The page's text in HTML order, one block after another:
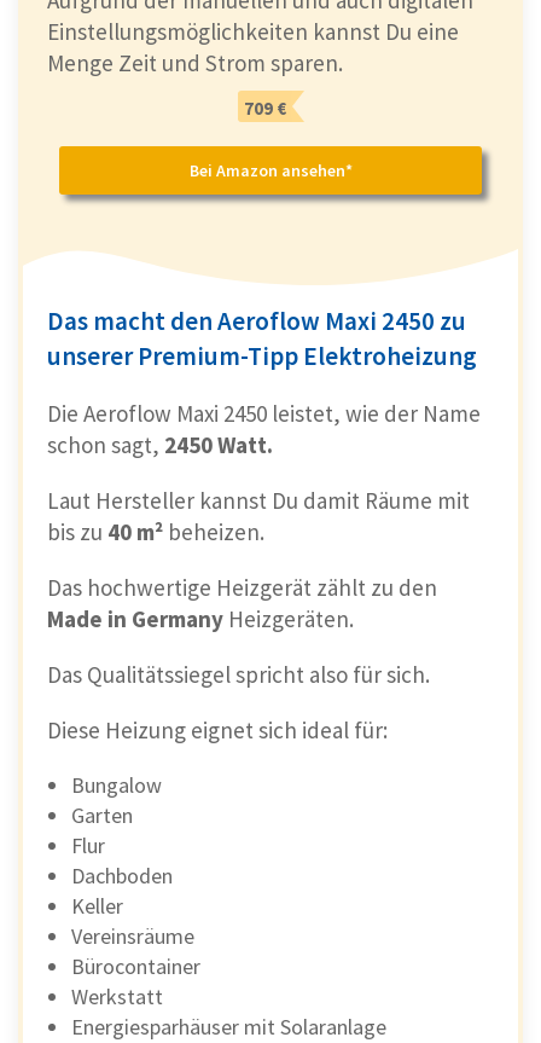
Einstellungsmöglichkeiten kannst Du eine
Menge Zeit und Strom sparen.
709 €
Bei Amazon ansehen*
Das macht den Aeroflow Maxi 2450 zu
unserer Premium-Tipp Elektroheizung
Die Aeroflow Maxi 2450 leistet, wie der Name
schon sagt, 2450 Watt.
Laut Hersteller kannst Du damit Räume mit
bis zu 40 m² beheizen.
Das hochwertige Heizgerät zählt zu den
Made in Germany Heizgeräten.
Das Qualitätssiegel spricht also für sich.
Diese Heizung eignet sich ideal für:
Bungalow
Garten
Flur
Dachboden
Keller
Vereinsräume
Bürocontainer
Werkstatt
Energiesparhäuser mit Solaranlage